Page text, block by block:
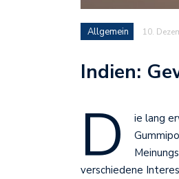
Allgemein 10.
Indien:
D
ie lang
verschiedene